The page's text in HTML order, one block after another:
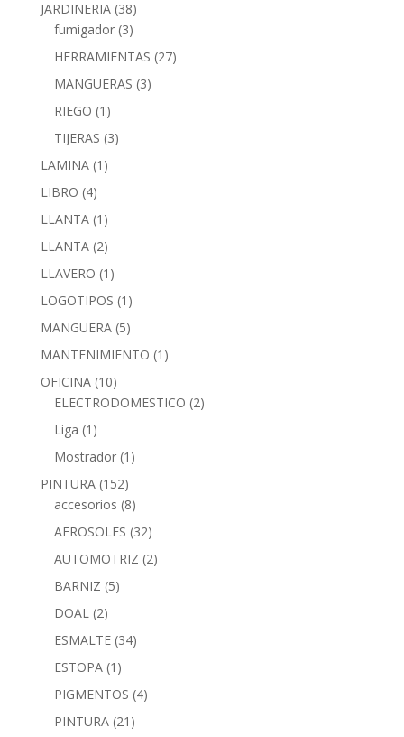
JARDINERIA (38)
fumigador (3)
HERRAMIENTAS (27)
MANGUERAS (3)
RIEGO (1)
TIJERAS (3)
LAMINA (1)
LIBRO (4)
LLANTA (1)
LLANTA (2)
LLAVERO (1)
LOGOTIPOS (1)
MANGUERA (5)
MANTENIMIENTO (1)
OFICINA (10)
ELECTRODOMESTICO (2)
Liga (1)
Mostrador (1)
PINTURA (152)
accesorios (8)
AEROSOLES (32)
AUTOMOTRIZ (2)
BARNIZ (5)
DOAL (2)
ESMALTE (34)
ESTOPA (1)
PIGMENTOS (4)
PINTURA (21)